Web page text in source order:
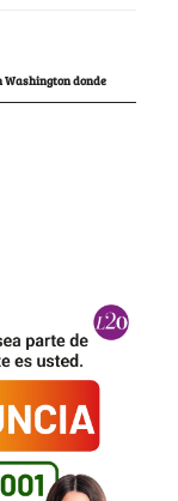
Washington donde